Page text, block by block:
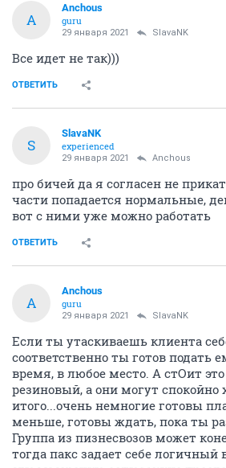
A
Anchous
guru
29 января 2021 SlavaNK
Все идет не так)))
ОТВЕТИТЬ
S
SlavaNK
experienced
29 января 2021 Anchous
про бичей да я согласен не
части попадается нормальные,
вот с ними уже можно работать
ОТВЕТИТЬ
A
Anchous
guru
29 января 2021 SlavaNK
Если ты утаскиваешь клиента
соответственно ты готов
время, в любое место. А стОит
резиновый, а они могут спокойно
итого...очень немногие готовы
меньше, готовы ждать, пока ты
Группа из пизнесвозов может
тогда пакс задает себе логичный